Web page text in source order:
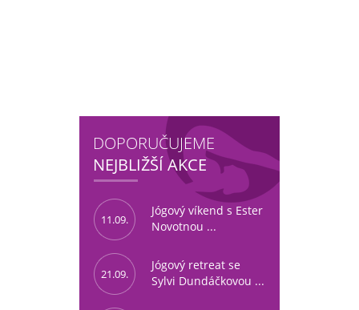
DOPORUČUJEME
NEJBLIŽŠÍ AKCE
11.09.
Jógový víkend s Ester
Novotnou ...
21.09.
Jógový retreat se
Sylvi Dundáčkovou ...